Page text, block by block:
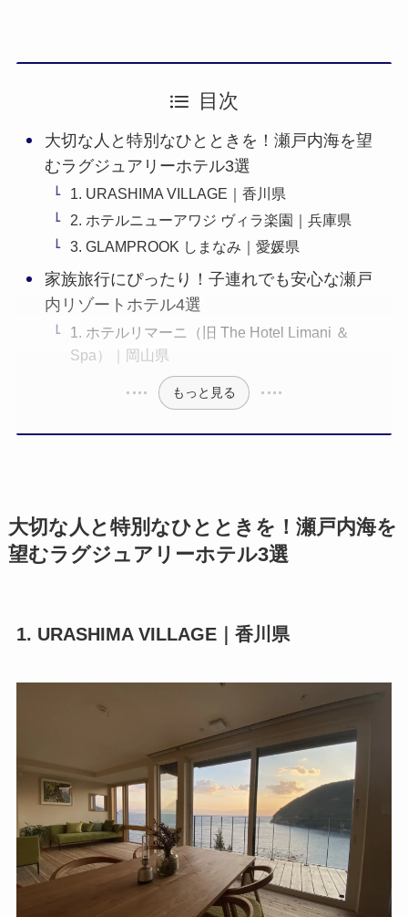
目次
大切な人と特別なひとときを！瀬戸内海を望
むラグジュアリーホテル3選
1. URASHIMA VILLAGE｜香川県
2. ホテルニューアワジ ヴィラ楽園｜兵庫県
3. GLAMPROOK しまなみ｜愛媛県
家族旅行にぴったり！子連れでも安心な瀬戸
内リゾートホテル4選
1. ホテルリマーニ（旧 The Hotel Limani ＆
Spa）｜岡山県
もっと見る
大切な人と特別なひとときを！瀬戸内海を
望むラグジュアリーホテル3選
1. URASHIMA VILLAGE｜香川県